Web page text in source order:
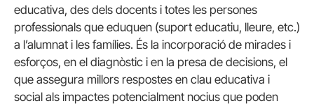
educativa, des dels docents i totes les persones
professionals que eduquen (suport educatiu, lleure, etc.)
a l’alumnat i les famílies. És la incorporació de mirades i
esforços, en el diagnòstic i en la presa de decisions, el
que assegura millors respostes en clau educativa i
social als impactes potencialment nocius que poden